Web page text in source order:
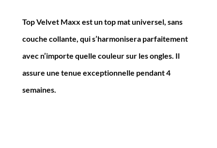
Top Velvet Maxx est un top mat universel, sans
couche collante, qui s’harmonisera parfaitement
avec n’importe quelle couleur sur les ongles. Il
assure une tenue exceptionnelle pendant 4
semaines.